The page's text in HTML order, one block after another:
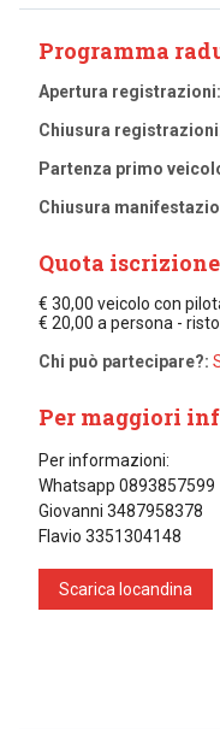
Programma
Apertura registrazioni:
Chiusura
Partenza primo
Chiusura
Quota
€ 30,00 veicolo con
€ 20,00 a persona -
Chi può partecipare?:
Per maggiori
Per informazioni:
Whatsapp 0893857599
Giovanni 3487958378
Flavio 3351304148
Scarica locandina